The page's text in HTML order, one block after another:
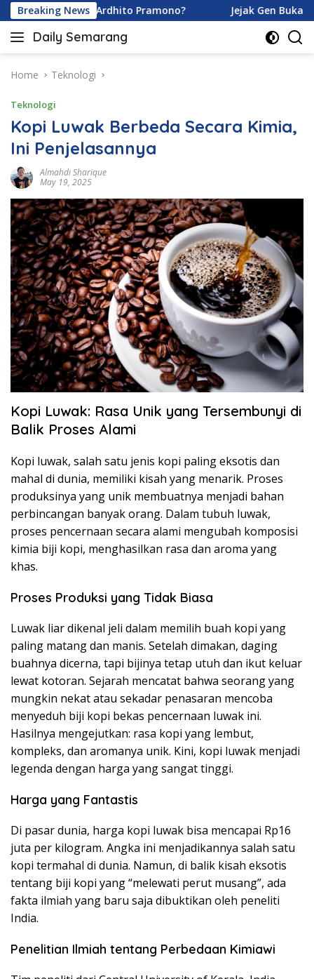
Skip
to
content
Breaking News
dan Ardhito Pramono? Jejak Gen Buka
Daily Semarang
"Semarang
Ini:
Terkini
untuk
Anda"
Home Teknologi
Teknologi
Kopi Luwak Berbeda Secara Kimia,
Ini Penjelasannya
Almahdi Sharique
May 19, 2025
Kopi Luwak: Rasa Unik yang Tersembunyi di
Balik Proses Alami
Kopi luwak, salah satu jenis kopi paling eksotis dan
mahal di dunia, memiliki kisah yang menarik. Proses
produksinya yang unik membuatnya menjadi bahan
perbincangan banyak orang. Dalam tubuh luwak,
proses pencernaan secara alami mengubah komposisi
kimia biji kopi, menghasilkan rasa dan aroma yang
khas.
Proses Produksi yang Tidak Biasa
Luwak liar dikenal jeli dalam memilih buah kopi yang
paling matang dan manis. Setelah dimakan, daging
buahnya dicerna, tapi bijinya tetap utuh dan ikut keluar
lewat kotoran. Sejarah mencatat bahwa seorang yang
mungkin nekat atau sekadar penasaran mencoba
menyeduh biji kopi bekas pencernaan luwak ini.
Hasilnya mengejutkan: rasa kopi yang lembut,
kompleks, dan aromanya unik. Kini, kopi luwak menjadi
legenda dengan harga yang sangat tinggi.
Harga yang Fantastis
Di pasar dunia, harga kopi luwak bisa mencapai Rp16
juta per kilogram. Angka ini menjadikannya salah satu
kopi termahal di dunia. Namun, di balik kisah eksotis
tentang biji kopi yang “melewati perut musang”, ada
fakta ilmiah yang baru saja dibuktikan oleh peneliti
India.
Penelitian Ilmiah tentang Perbedaan Kimiawi